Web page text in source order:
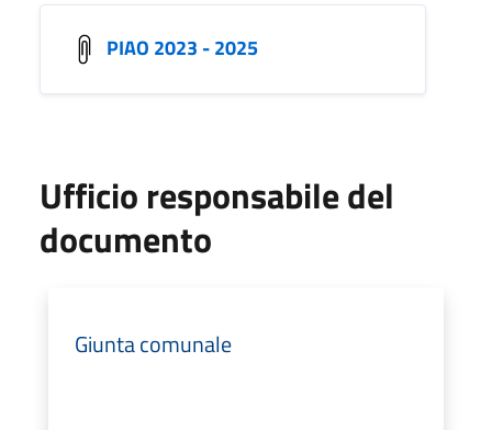
PIAO 2023 - 2025
Ufficio responsabile del
documento
Giunta comunale